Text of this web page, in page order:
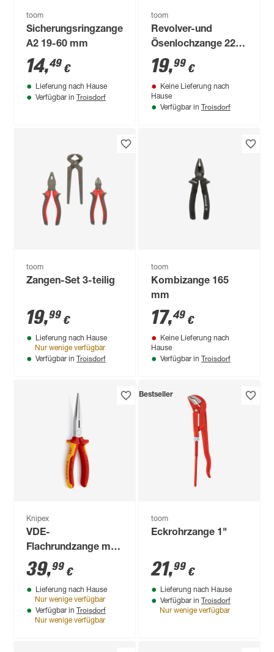
toom
Sicherungsringzange
A2 19-60 mm
14,49 €
Lieferung nach Hause
Verfügbar in Troisdorf
toom
Revolver-und
Ösenlochzange 228
mm
19,99 €
Keine Lieferung nach
Hause
Verfügbar in Troisdorf
toom
Zangen-Set 3-teilig
19,99 €
Lieferung nach Hause
Nur wenige verfügbar
Verfügbar in Troisdorf
toom
Kombizange 165
mm
17,49 €
Keine Lieferung nach
Hause
Verfügbar in Troisdorf
Knipex
VDE-
Flachrundzange mit
Schneide verchromt
200 mm
39,99 €
Lieferung nach Hause
Nur wenige verfügbar
Verfügbar in Troisdorf
Nur wenige verfügbar
Bestseller
toom
Eckrohrzange 1"
21,99 €
Lieferung nach Hause
Verfügbar in Troisdorf
Nur wenige verfügbar